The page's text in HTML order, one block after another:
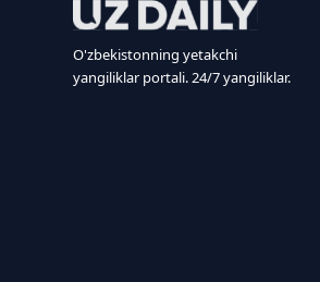
O'zbekistonning yetakchi
yangiliklar portali. 24/7 yangiliklar.